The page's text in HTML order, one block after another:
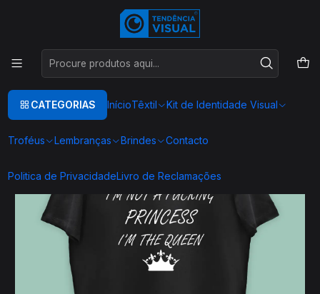
CATEGORIAS InícioTêxtil Kit de Identidade Visual
Troféus Lembranças Brindes Contacto
Politica de PrivacidadeLivro de Reclamações
Este é o texto do slideLer mais